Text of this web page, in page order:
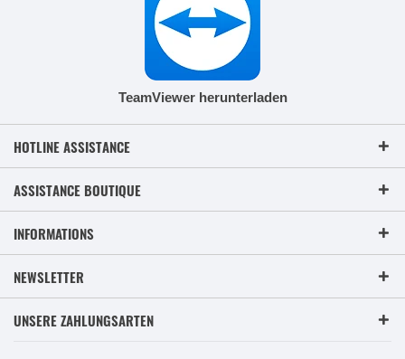
TeamViewer herunterladen
HOTLINE ASSISTANCE
ASSISTANCE BOUTIQUE
INFORMATIONS
NEWSLETTER
UNSERE ZAHLUNGSARTEN